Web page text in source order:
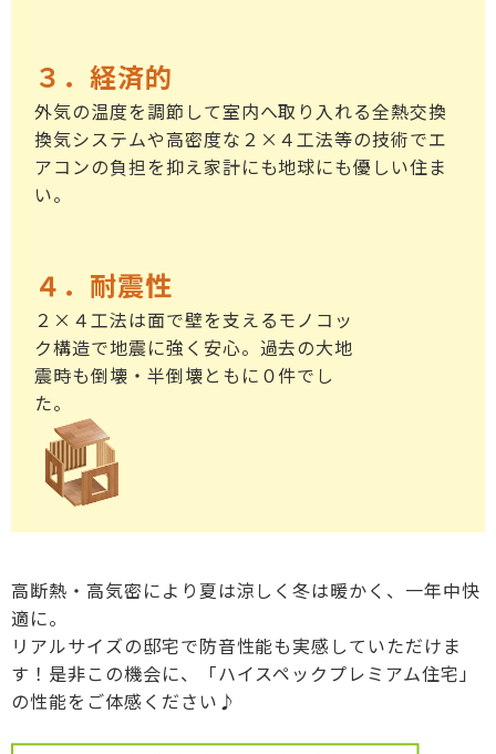
３．経済的
外気の温度を調節して室内へ取り入れる全熱交換
換気システムや高密度な２×４工法等の技術でエ
アコンの負担を抑え家計にも地球にも優しい住ま
い。
４．耐震性
２×４工法は面で壁を支えるモノコッ
ク構造で地震に強く安心。過去の大地
震時も倒壊・半倒壊ともに０件でし
た。
高断熱・高気密により夏は涼しく冬は暖かく、一年中快
適に。
リアルサイズの邸宅で防音性能も実感していただけま
す！是非この機会に、「ハイスペックプレミアム住宅」
の性能をご体感ください♪